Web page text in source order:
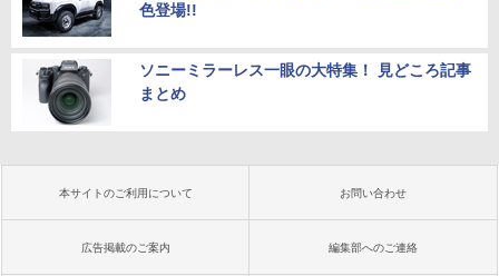
色登場!!
ソニーミラーレス一眼の大特集！ 見どころ記事
まとめ
本サイトのご利用について お問い合わせ
広告掲載のご案内 編集部へのご連絡